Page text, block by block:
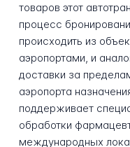
товаров этот
процесс
происходить из
аэропортами, и
доставки за
аэропорта
поддерживает
обработки
международных